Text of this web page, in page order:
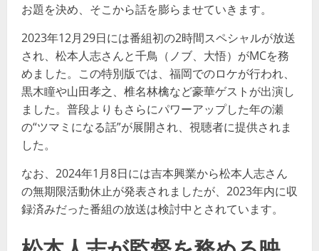
お題を決め、そこから話を膨らませていきます。
2023年12月29日には番組初の2時間スペシャルが放送
され、松本人志さんと千鳥（ノブ、大悟）がMCを務
めました。この特別版では、福岡でのロケが行われ、
黒木瞳や山田孝之、椎名林檎など豪華ゲストが出演し
ました。普段よりもさらにパワーアップした年の瀬
の“ツマミになる話”が展開され、視聴者に提供されま
した。
なお、2024年1月8日には吉本興業から松本人志さん
の無期限活動休止が発表されましたが、2023年内に収
録済みだった番組の放送は検討中とされています​​​​。